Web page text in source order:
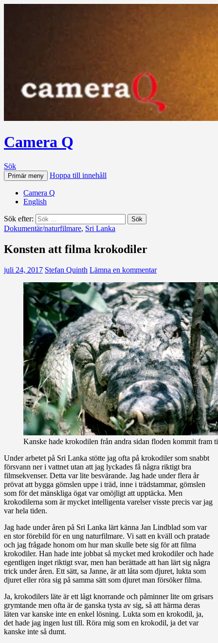
Camera Q
Sök
Primär meny Hoppa till innehåll
Camera Q
English
Sök efter:
Dokumentär/naturfilmare, Sri Lanka
Konsten att filma krokodiler
juli 24, 2017 Stefan Quinth Lämna en kommentar
Kanske hade krokodilen från andra sidan floden kommit
Under arbetet på Sri Lanka stötte jag ofta på krokodiler som snabbt
försvann ner i vattnet utan att jag lyckades få några riktigt bra
filmsekvenser. Detta var lite besvärande. Jag hade under flera år
prövat att bygga gömslen uppe i träd, inne i trädstammar, gömslen
som för det mänskliga ögat var omöjligt att upptäcka. Men
krokodilerna som är mycket intelligenta varelser visste precis var jag
var hela tiden.
Jag hade under åren på Sri Lanka lärt känna Jan Lindblad som var
en stor förebild för en ung naturfilmare. Vi satt en kväll och pratade
och jag frågade honom om hur man skulle bete sig för att filma
krokodiler. Han hade inte jobbat så mycket med krokodiler och hade
egentligen inget riktigt svar, men han berättade att han lärt sig några
trick under åren. Ett sätt, sa Janne, är att låta som djuret, lukta som
djuret eller röra sig på samma sätt som djuret man försöker filma.
Ja, krokodilers läte är ett lågt knorrande och påminner lite om grisars
grymtande men ofta är de ganska tysta av sig, så att härma deras
läten var kanske inte en enkel lösning. Lukta som en krokodil, ja,
det hade jag ingen lust till. Röra mig som en krokodil, ja det var
kanske inte så dumt.